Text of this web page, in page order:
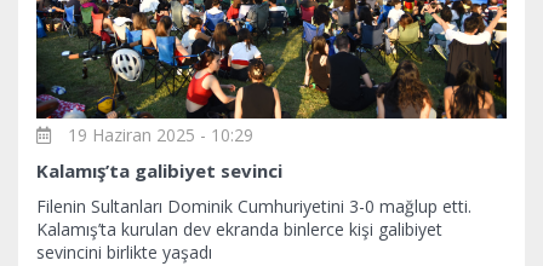
19 Haziran 2025 - 10:29
Kalamış’ta galibiyet sevinci
Filenin Sultanları Dominik Cumhuriyetini 3-0 mağlup etti.
Kalamış’ta kurulan dev ekranda binlerce kişi galibiyet
sevincini birlikte yaşadı